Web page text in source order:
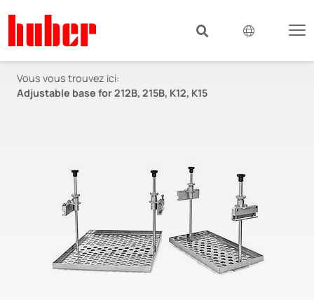
Vous vous trouvez ici:
Adjustable base for 212B, 215B, K12, K15